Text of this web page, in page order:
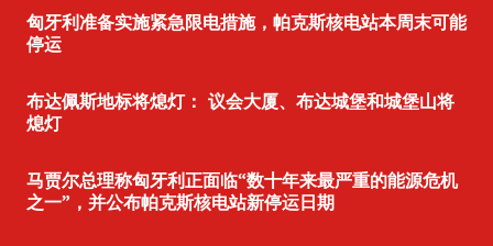
匈牙利准备实施紧急限电措施，帕克斯核电站本周末可能
停运
布达佩斯地标将熄灯： 议会大厦、布达城堡和城堡山将
熄灯
马贾尔总理称匈牙利正面临“数十年来最严重的能源危机
之一”，并公布帕克斯核电站新停运日期